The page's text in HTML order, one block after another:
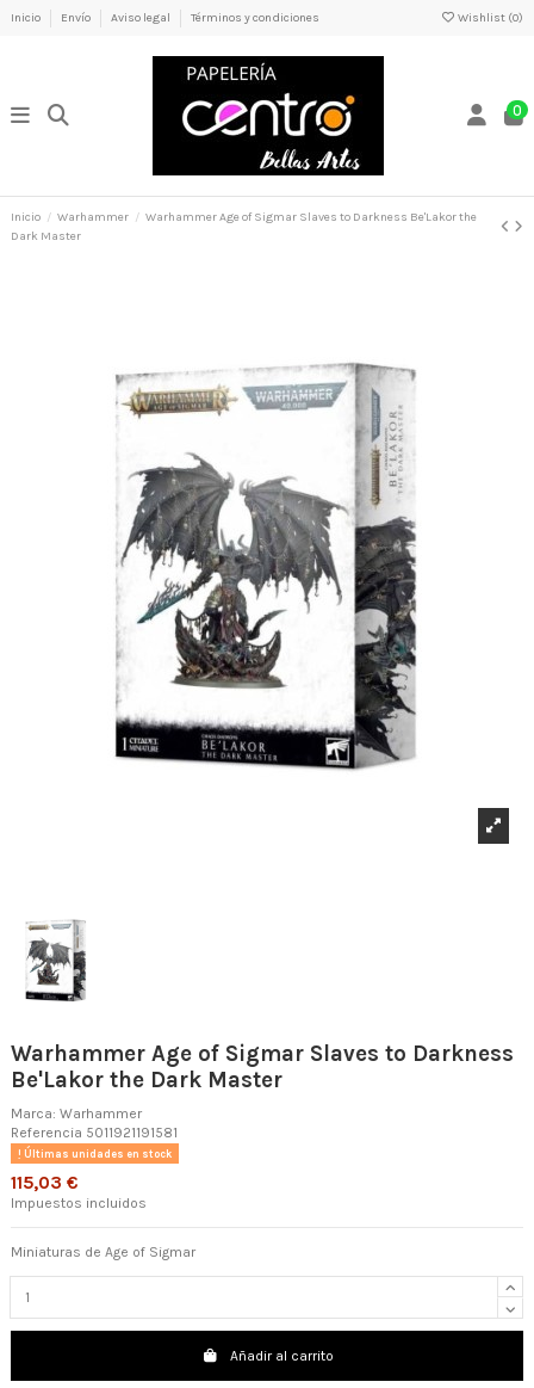
Inicio Envío Aviso legal Términos y condiciones Wishlist (0)
0
Inicio Warhammer
Warhammer Age of Sigmar Slaves to Darkness Be'Lakor the
Dark Master
Warhammer Age of Sigmar Slaves to Darkness
Be'Lakor the Dark Master
Marca: Warhammer
Referencia 5011921191581
Últimas unidades en stock
115,03 €
Impuestos incluidos
Miniaturas de Age of Sigmar
Añadir al carrito